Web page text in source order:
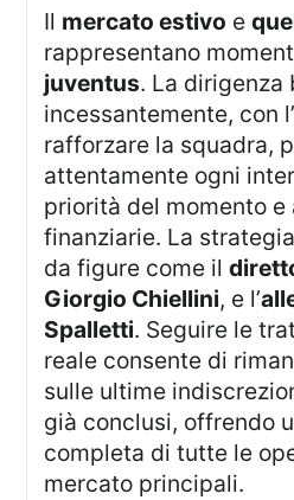
Il mercato estivo e
rappresentano
juventus. La dirigenza
incessantemente, con
rafforzare la squadra,
attentamente ogni
priorità del momento
finanziarie. La
da figure come il
Giorgio Chiellini, e l’
Spalletti. Seguire le
reale consente di
sulle ultime
già conclusi, offrendo
completa di tutte le
mercato principali.